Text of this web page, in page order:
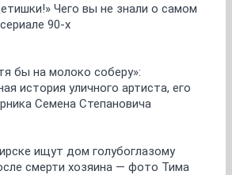
Чего вы не знали о самом
90-х
бы на молоко соберу»:
история уличного артиста, его
Семена Степановича
ищут дом голубоглазому
смерти хозяина — фото Тима